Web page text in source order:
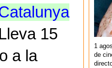
15
a la
1
de